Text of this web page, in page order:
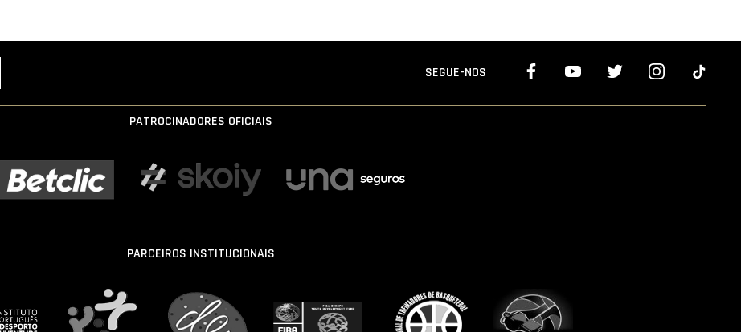
SEGUE-NOS
PATROCINADORES OFICIAIS
PARCEIROS INSTITUCIONAIS